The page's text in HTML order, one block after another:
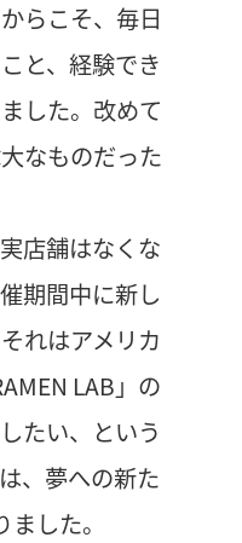
らこそ、毎日
と、経験でき
した。改めて
なものだった
実店舗はなくな
期間中に新し
れはアメリカ
LAB」の
たい、という
、夢への新た
した。